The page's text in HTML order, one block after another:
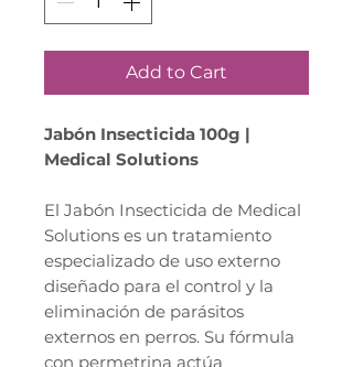
Add to Cart
Jabón Insecticida 100g |
Medical Solutions
El Jabón Insecticida de Medical
Solutions es un tratamiento
especializado de uso externo
diseñado para el control y la
eliminación de parásitos
externos en perros. Su fórmula
con permetrina actúa